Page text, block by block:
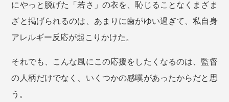
にやっと脱げた「若さ」の衣を、恥じることなくまざま
ざと掲げられるのは、あまりに歯がゆい過ぎて、私自身
アレルギー反応が起こりかけた。
それでも、こんな風にこの応援をしたくなるのは、監督
の人柄だけでなく、いくつかの感嘆があったからだと思
う。